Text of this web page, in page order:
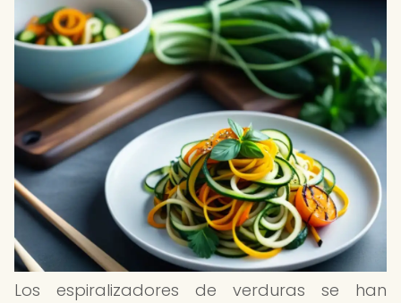
Los espiralizadores de verduras se han